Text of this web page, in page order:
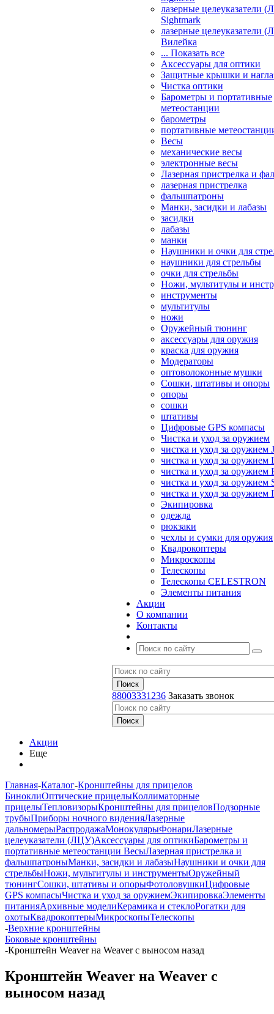
лазерные целеуказатели
Sightmark
лазерные целеуказатели
Вилейка
... Показать все
Аксессуары для оптики
Защитные крышки и
Чистка оптики
Барометры и портативные
метеостанции
барометры
портативные
Весы
механические весы
электронные весы
Лазерная пристрелка и
лазерная пристрелка
фальшпатроны
Манки, засидки и лабазы
засидки
лабазы
манки
Наушники и очки для
наушники для стрельбы
очки для стрельбы
Ножи, мультитулы и
инструменты
мультитулы
ножи
Оружейный тюнинг
аксессуары для оружия
краска для оружия
Модераторы
оптоволоконные мушки
Сошки, штативы и опоры
опоры
сошки
штативы
Цифровые GPS компасы
Чистка и уход за оружием
чистка и уход за оружием
чистка и уход за оружием
чистка и уход за оружием
чистка и уход за оружием
чистка и уход за
Экипировка
одежда
рюкзаки
чехлы и сумки для оружия
Квадрокоптеры
Микроскопы
Телескопы
Телескопы CELESTRON
Элементы питания
Акции
О компании
Контакты
88003331236 Заказать звонок
Акции
Еще
Главная-Каталог-Кронштейны для прицелов
БиноклиОптические прицелыКоллиматорные
прицелыТепловизорыКронштейны для прицеловПодзорные
трубыПриборы ночного виденияЛазерные
дальномерыРаспродажаМонокулярыФонариЛазерные
целеуказатели (ЛЦУ)Аксессуары для оптикиБарометры и
портативные метеостанции ВесыЛазерная пристрелка и
фальшпатроныМанки, засидки и лабазыНаушники и очки для
стрельбыНожи, мультитулы и инструментыОружейный
тюнингСошки, штативы и опорыФотоловушкиЦифровые
GPS компасыЧистка и уход за оружиемЭкипировкаЭлементы
питанияАрхивные моделиКерамика и стеклоРогатки для
охотыКвадрокоптерыМикроскопыТелескопы
-Верхние кронштейны
Боковые кронштейны
-Кронштейн Weaver на Weaver с выносом назад
Кронштейн Weaver на Weaver с
выносом назад